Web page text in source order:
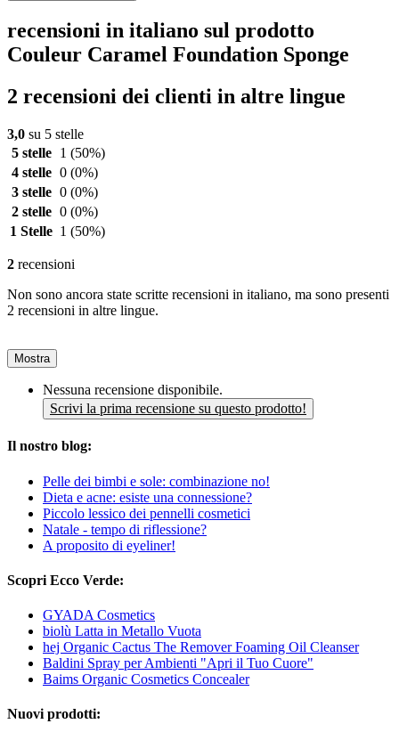
recensioni in italiano sul prodotto
Couleur Caramel Foundation Sponge
2 recensioni dei clienti in altre lingue
3,0 su 5 stelle
5 stelle
1 (50%)
4 stelle 0 (0%)
3 stelle 0 (0%)
2 stelle 0 (0%)
1 Stelle 1 (50%)
2 recensioni
Non sono ancora state scritte recensioni in italiano, ma sono presenti
2 recensioni in altre lingue.
Mostra
Nessuna recensione disponibile.
Scrivi la prima recensione su questo prodotto!
Il nostro blog:
Pelle dei bimbi e sole: combinazione no!
Dieta e acne: esiste una connessione?
Piccolo lessico dei pennelli cosmetici
Natale - tempo di riflessione?
A proposito di eyeliner!
Scopri Ecco Verde:
GYADA Cosmetics
biolù Latta in Metallo Vuota
hej Organic Cactus The Remover Foaming Oil Cleanser
Baldini Spray per Ambienti "Apri il Tuo Cuore"
Baims Organic Cosmetics Concealer
Nuovi prodotti: